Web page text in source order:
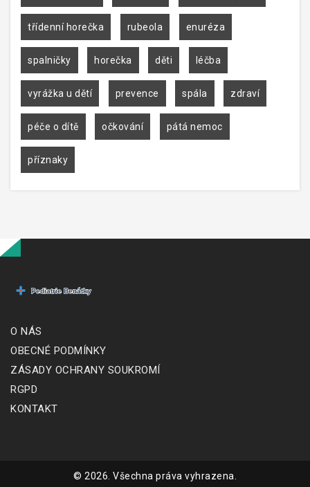
třídenní horečka rubeola enuréza
spalničky horečka děti léčba
vyrážka u dětí prevence spála zdraví
péče o dítě očkování pátá nemoc
příznaky
O NÁS
OBECNÉ PODMÍNKY
ZÁSADY OCHRANY SOUKROMÍ
RGPD
KONTAKT
© 2026. Všechna práva vyhrazena.